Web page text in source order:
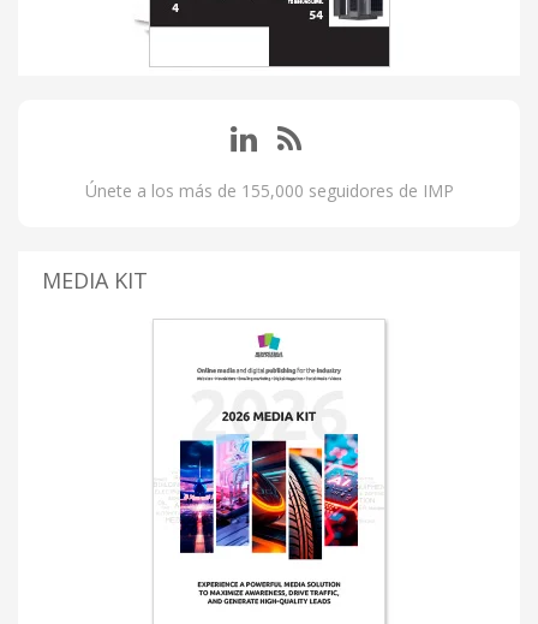
Únete a los más de 155,000 seguidores de IMP
MEDIA KIT